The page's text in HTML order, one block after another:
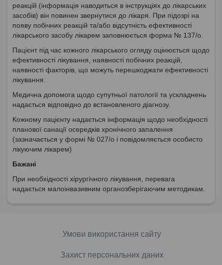
реакцій (інформація наводиться в інструкціях до лікарських
засобів) він повинен звернутися до лікаря. При підозрі на
появу побічних реакцій та/або відсутність ефективності
лікарського засобу лікарем заповнюється форма № 137/о.
Пацієнт під час кожного лікарського огляду оцінюється щодо
ефективності лікування, наявності побічних реакцій,
наявності факторів, що можуть перешкоджати ефективності
лікування.
Медична допомога щодо супутньої патології та ускладнень
надається відповідно до встановленого діагнозу.
Кожному пацієнту надається інформація щодо необхідності
планової санації осередків хронічного запалення
(зазначається у формі № 027/о і повідомляється особисто
лікуючим лікарем)
Бажані
При необхідності хірургічного лікування, перевага
надається малоінвазивним органозберігаючим методикам.
Умови використання сайту
Захист персональних даних